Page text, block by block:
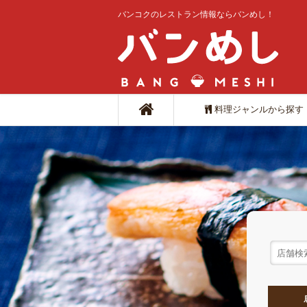
バンコクのレストラン情報ならバンめし！
料理ジャンルから探す